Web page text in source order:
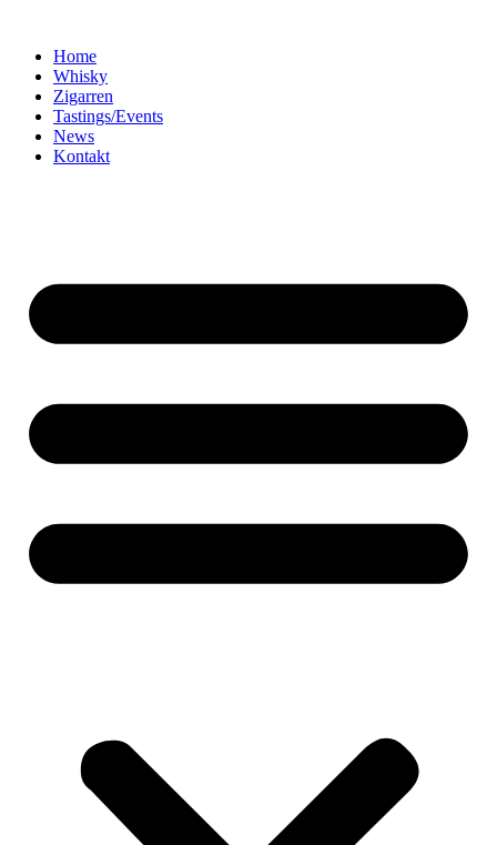
Home
Whisky
Zigarren
Tastings/Events
News
Kontakt